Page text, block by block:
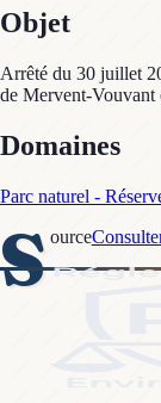
Objet
Arrêté du 30 juillet
de Mervent-Vouvant
Domaines
Parc naturel -
S ource